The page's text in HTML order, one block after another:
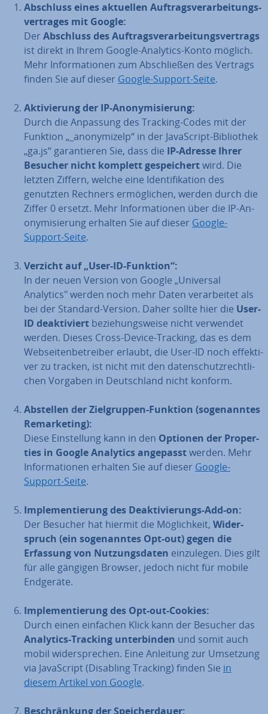
Abschluss eines aktuellen Auf­trags­ver­ar­bei­tungs­
ver­tra­ges mit Google:
Der Abschluss des Auf­trags­ver­ar­bei­tungs­ver­trags
ist direkt in Ihrem Google-Analytics-Konto möglich.
Mehr In­for­ma­tio­nen zum Ab­schlie­ßen des Vertrags
finden Sie auf dieser Google-Support-Seite.
Ak­ti­vie­rung der IP-An­ony­mi­sie­rung:
Durch die Anpassung des Tracking-Codes mit der
Funktion „_an­ony­mi­zelp“ in der Ja­va­Script-Bi­blio­thek
„ga.js“ ga­ran­tie­ren Sie, dass die IP-Adresse Ihrer
Besucher nicht komplett ge­spei­chertwird. Die
letzten Ziffern, welche eine Iden­ti­fi­ka­ti­on des
genutzten Rechners er­mög­li­chen, werden durch die
Ziffer 0 ersetzt. Mehr In­for­ma­tio­nen über die IP-An­
ony­mi­sie­rung erhalten Sie auf dieser Google-
Support-Seite.
Verzicht auf „User-ID-Funktion“:
In der neuen Version von Google „Universal
Analytics" werden noch mehr Daten ver­ar­bei­tet als
bei der Standard-Version. Daher sollte hier die User-
ID de­ak­ti­viert be­zie­hungs­wei­se nicht verwendet
werden. Dieses Cross-Device-Tracking, das es dem
Web­sei­ten­be­trei­ber erlaubt, die User-ID noch ef­fek­ti­
ver zu tracken, ist nicht mit den da­ten­schutz­recht­li­
chen Vorgaben in Deutsch­land nicht konform.
Abstellen der Ziel­grup­pen-Funktion (so­ge­nann­tes
Re­mar­ke­ting):
Diese Ein­stel­lung kann in den Optionen der Pro­per­
ties in Google Analytics angepasstwerden. Mehr
In­for­ma­tio­nen erhalten Sie auf dieser Google-
Support-Seite.
Im­ple­men­tie­rung des De­ak­ti­vie­rungs-Add-on:
Der Besucher hat hiermit die Mög­lich­keit, Wi­der­
spruch (ein so­ge­nann­tes Opt-out) gegen die
Erfassung von Nut­zungs­da­ten ein­zu­le­gen. Dies gilt
für alle gängigen Browser, jedoch nicht für mobile
Endgeräte.
Im­ple­men­tie­rung des Opt-out-Cookies:
Durch einen einfachen Klick kann der Besucher das
Analytics-Tracking un­ter­bin­den und somit auch
mobil wi­der­spre­chen. Eine Anleitung zur Umsetzung
via Ja­va­Script (Disabling Tracking) finden Sie in
diesem Artikel von Google.
Be­schrän­kung der Spei­cher­dau­er: